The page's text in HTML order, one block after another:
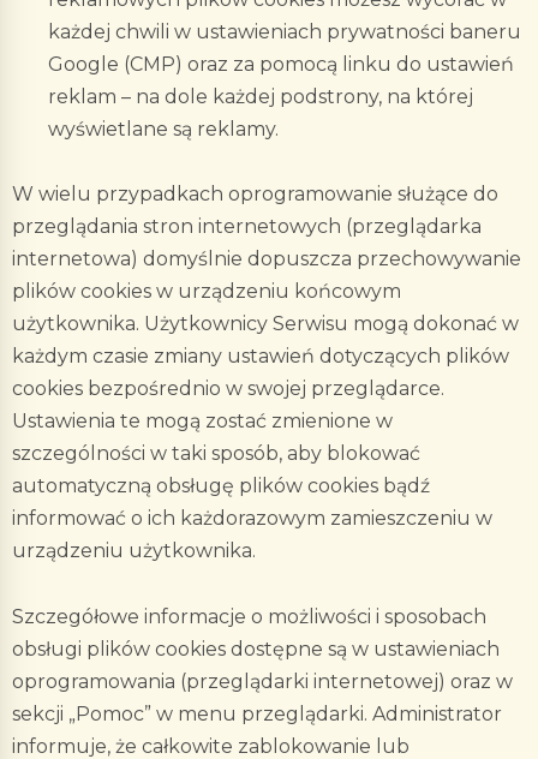
każdej chwili w ustawieniach prywatności baneru
Google (CMP) oraz za pomocą linku do ustawień
reklam – na dole każdej podstrony, na której
wyświetlane są reklamy.
W wielu przypadkach oprogramowanie służące do
przeglądania stron internetowych (przeglądarka
internetowa) domyślnie dopuszcza przechowywanie
plików cookies w urządzeniu końcowym
użytkownika. Użytkownicy Serwisu mogą dokonać w
każdym czasie zmiany ustawień dotyczących plików
cookies bezpośrednio w swojej przeglądarce.
Ustawienia te mogą zostać zmienione w
szczególności w taki sposób, aby blokować
automatyczną obsługę plików cookies bądź
informować o ich każdorazowym zamieszczeniu w
urządzeniu użytkownika.
Szczegółowe informacje o możliwości i sposobach
obsługi plików cookies dostępne są w ustawieniach
oprogramowania (przeglądarki internetowej) oraz w
sekcji „Pomoc” w menu przeglądarki. Administrator
informuje, że całkowite zablokowanie lub